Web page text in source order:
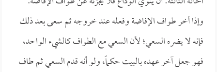
وإذا أخر طواف الإفاضة وفعله عند خروجه ثم سعى بعد ذلك
فإنه لا يضره السعي؛ لأن السعي مع الطواف كالشيء الواحد،
فهو جعل آخر عهده بالبيت حكماً، ولو أنه قدم السعي ثم طاف